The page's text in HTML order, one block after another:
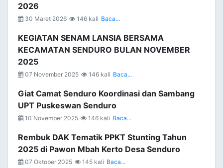
2026
30 Maret 2026 146 kali Baca...
KEGIATAN SENAM LANSIA BERSAMA
KECAMATAN SENDURO BULAN NOVEMBER
2025
07 November 2025 146 kali Baca...
Giat Camat Senduro Koordinasi dan Sambang
UPT Puskeswan Senduro
10 November 2025 146 kali Baca...
Rembuk DAK Tematik PPKT Stunting Tahun
2025 di Pawon Mbah Kerto Desa Senduro
07 Oktober 2025 145 kali Baca...